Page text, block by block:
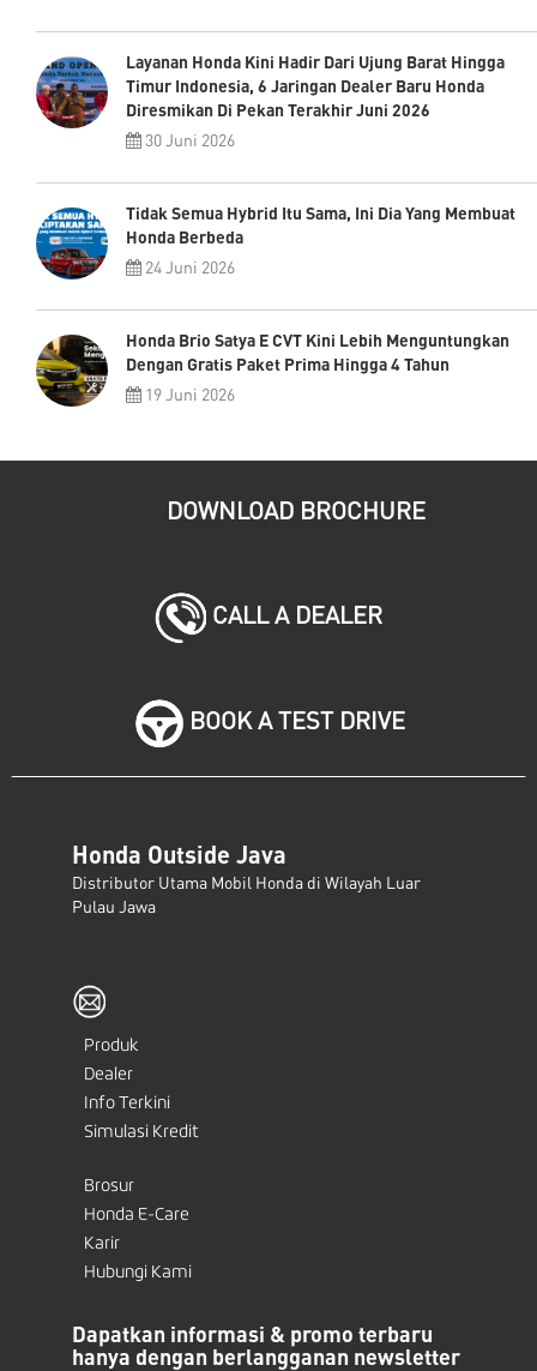
Layanan Honda Kini Hadir Dari Ujung Barat Hingga
Timur Indonesia, 6 Jaringan Dealer Baru Honda
Diresmikan Di Pekan Terakhir Juni 2026
30 Juni 2026
Tidak Semua Hybrid Itu Sama, Ini Dia Yang Membuat
Honda Berbeda
24 Juni 2026
Honda Brio Satya E CVT Kini Lebih Menguntungkan
Dengan Gratis Paket Prima Hingga 4 Tahun
19 Juni 2026
DOWNLOAD BROCHURE
CALL A DEALER
BOOK A TEST DRIVE
Honda Outside Java
Distributor Utama Mobil Honda di Wilayah Luar
Pulau Jawa
Produk
Dealer
Info Terkini
Simulasi Kredit
Brosur
Honda E-Care
Karir
Hubungi Kami
Dapatkan informasi & promo terbaru
hanya dengan berlangganan newsletter